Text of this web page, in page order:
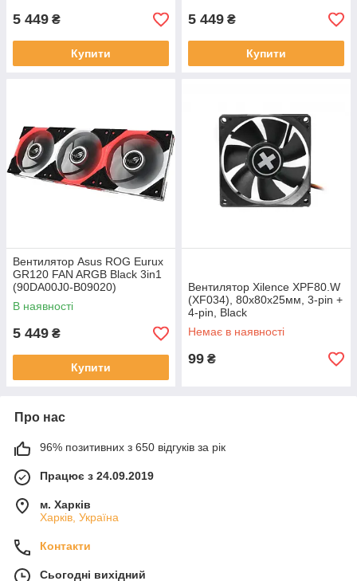
5 449 ₴
Купити
5 449 ₴
Купити
Вентилятор Asus ROG Eurux
GR120 FAN ARGB Black 3in1
(90DA00J0-B09020)
В наявності
5 449 ₴
Купити
Вентилятор Xilence XPF80.W
(XF034), 80х80х25мм, 3-pin +
4-pin, Black
Немає в наявності
99 ₴
Про нас
96% позитивних з 650 відгуків за рік
Працює з 24.09.2019
м. Харків
Харків, Україна
Контакти
Сьогодні вихідний